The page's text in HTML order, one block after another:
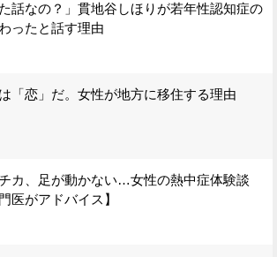
話なの？」貫地谷しほりが若年性認知症の
ったと話す理由
「恋」だ。女性が地方に移住する理由
カ、足が動かない…女性の熱中症体験談
医がアドバイス】